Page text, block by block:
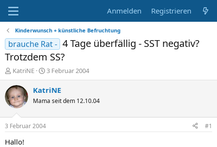
Anmelden Registrieren
Kinderwunsch + künstliche Befruchtung
brauche Rat - 4 Tage überfällig - SST negativ?
Trotzdem SS?
E
r
s
t
e
l
e
r
KatriNE
E
r
s
e
t
3 Februar 2004
KatriNE
Mama seit dem 12.10.04
3 Februar 2004 #1
Hallo!